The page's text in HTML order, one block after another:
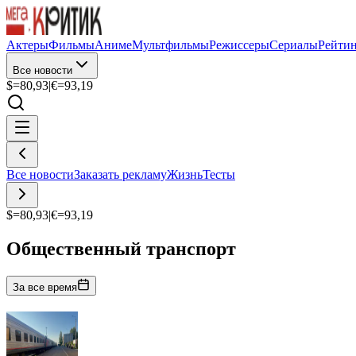
АктерыФильмыАнимеМультфильмыРежиссерыСериалы
Все новости
$=80,93|€=93,19
Все новостиЗаказать рекламуЖизньТесты
$=80,93|€=93,19
Общественный транспорт
За все время